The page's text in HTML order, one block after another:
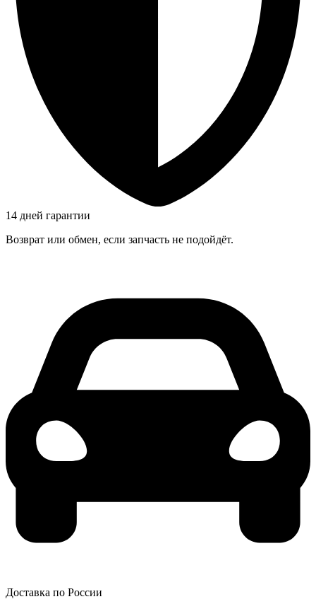
14 дней гарантии
Возврат или обмен, если запчасть не подойдёт.
Доставка по России